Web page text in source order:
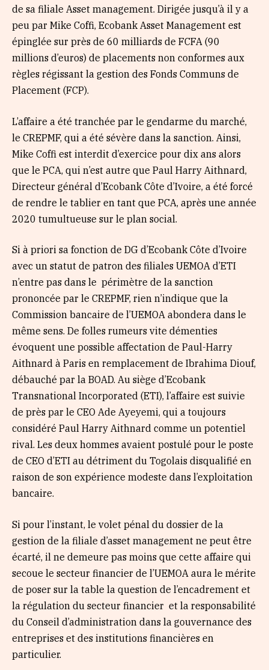
de sa filiale Asset management. Dirigée jusqu’à il y a
peu par Mike Coffi, Ecobank Asset Management est
épinglée sur près de 60 milliards de FCFA (90
millions d’euros) de placements non conformes aux
règles régissant la gestion des Fonds Communs de
Placement (FCP).
L’affaire a été tranchée par le gendarme du marché,
le CREPMF, qui a été sévère dans la sanction. Ainsi,
Mike Coffi est interdit d’exercice pour dix ans alors
que le PCA, qui n’est autre que Paul Harry Aithnard,
Directeur général d’Ecobank Côte d’Ivoire, a été forcé
de rendre le tablier en tant que PCA, après une année
2020 tumultueuse sur le plan social.
Si à priori sa fonction de DG d’Ecobank Côte d’Ivoire
avec un statut de patron des filiales UEMOA d’ETI
n’entre pas dans le périmètre de la sanction
prononcée par le CREPMF, rien n’indique que la
Commission bancaire de l’UEMOA abondera dans le
même sens. De folles rumeurs vite démenties
évoquent une possible affectation de Paul-Harry
Aithnard à Paris en remplacement de Ibrahima Diouf,
débauché par la BOAD. Au siège d’Ecobank
Transnational Incorporated (ETI), l’affaire est suivie
de près par le CEO Ade Ayeyemi, qui a toujours
considéré Paul Harry Aithnard comme un potentiel
rival. Les deux hommes avaient postulé pour le poste
de CEO d’ETI au détriment du Togolais disqualifié en
raison de son expérience modeste dans l’exploitation
bancaire.
Si pour l’instant, le volet pénal du dossier de la
gestion de la filiale d’asset management ne peut être
écarté, il ne demeure pas moins que cette affaire qui
secoue le secteur financier de l’UEMOA aura le mérite
de poser sur la table la question de l’encadrement et
la régulation du secteur financier et la responsabilité
du Conseil d’administration dans la gouvernance des
entreprises et des institutions financières en
particulier.